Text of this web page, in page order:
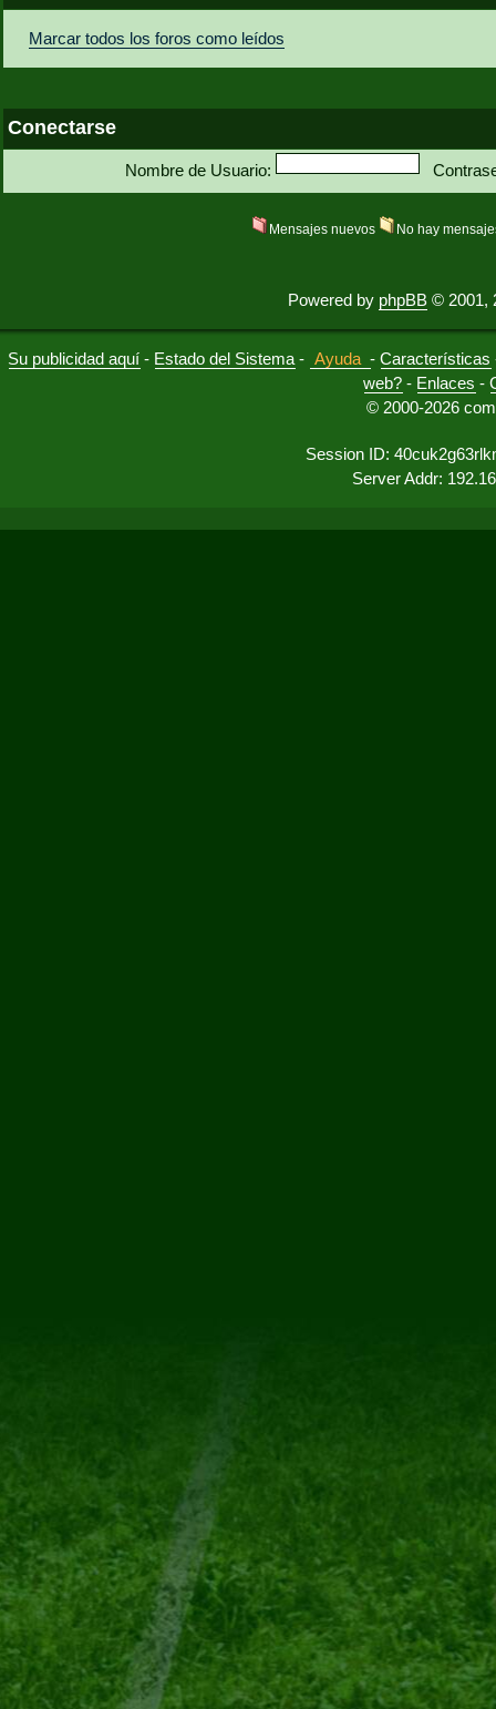
Marcar todos los foros como leídos
Conectarse
Nombre de Usuario:
Mensajes nuevos No hay
Powered by phpBB © 2001,
Su publicidad aquí - Estado del Sistema - Ayuda -Características
web? - Enlaces -
© 2000-2026
Session ID:
Server Addr: